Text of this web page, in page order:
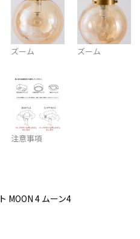
ズーム ズーム
注意事項
MOON 4 ムーン4